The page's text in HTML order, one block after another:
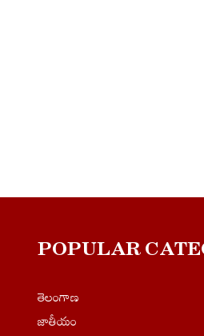
POPULAR
తెలంగాణ
జాతీయం